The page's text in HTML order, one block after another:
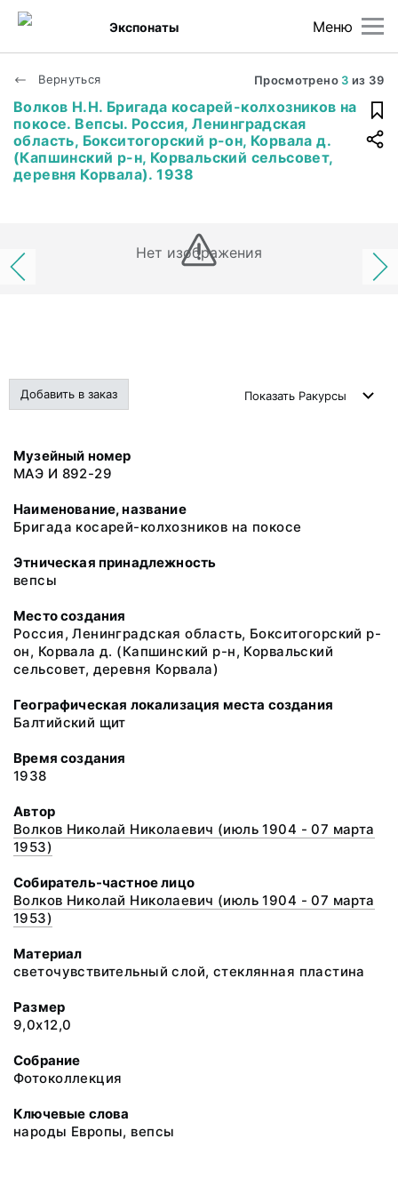
Меню
Экспонаты
Вернуться Просмотрено 3 из 39
Волков Н.Н. Бригада косарей-колхозников на
покосе. Вепсы. Россия, Ленинградская
область, Бокситогорский р-он, Корвала д.
(Капшинский р-н, Корвальский сельсовет,
деревня Корвала). 1938
Нет изображения
Добавить в заказ Показать Ракурсы
Музейный номер
МАЭ И 892-29
Наименование, название
Бригада косарей-колхозников на покосе
Этническая принадлежность
вепсы
Место создания
Россия, Ленинградская область, Бокситогорский р-
он, Корвала д. (Капшинский р-н, Корвальский
сельсовет, деревня Корвала)
Географическая локализация места создания
Балтийский щит
Время создания
1938
Автор
Волков Николай Николаевич (июль 1904 - 07 марта
1953)
Собиратель-частное лицо
Волков Николай Николаевич (июль 1904 - 07 марта
1953)
Материал
светочувствительный слой, стеклянная пластина
Размер
9,0х12,0
Собрание
Фотоколлекция
Ключевые слова
народы Европы, вепсы